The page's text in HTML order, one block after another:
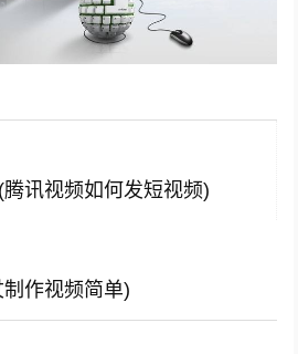
讯视频如何发短视频)
作视频简单)